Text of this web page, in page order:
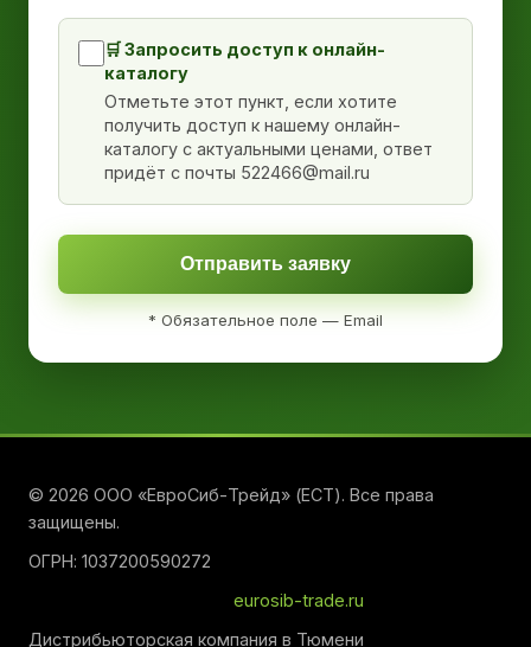
🛒 Запросить доступ к онлайн-
каталогу
Отметьте этот пункт, если хотите
получить доступ к нашему онлайн-
каталогу с актуальными ценами, ответ
придёт с почты 522466@mail.ru
Отправить заявку
* Обязательное поле — Email
© 2026 ООО «ЕвроСиб-Трейд» (ЕСТ). Все права
защищены.
ОГРН: 1037200590272
eurosib-trade.ru
Дистрибьюторская компания в Тюмени